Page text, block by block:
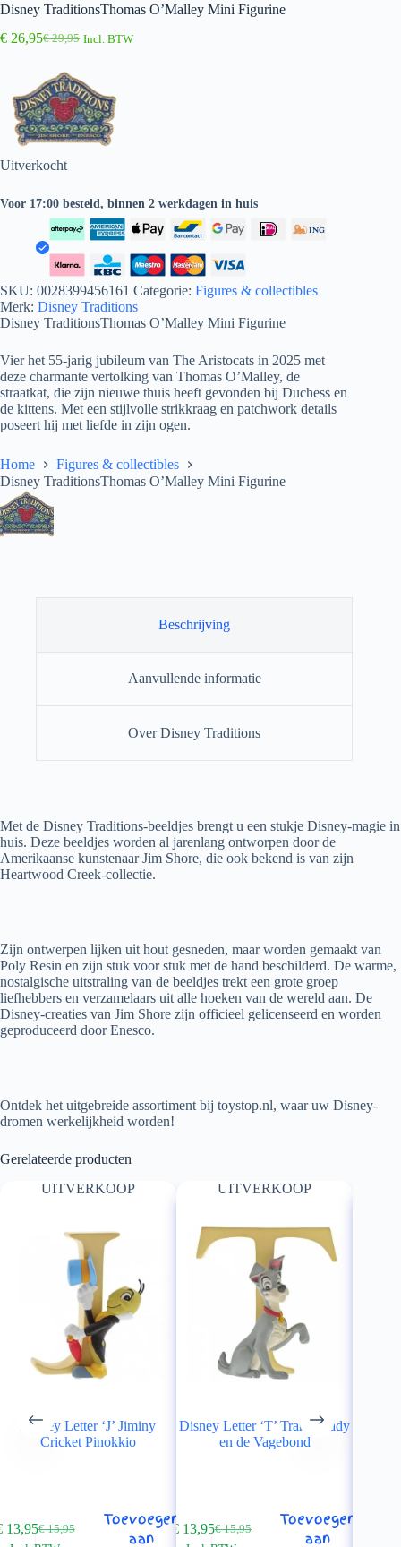
Disney TraditionsThomas O’Malley Mini Figurine
€29,95
Oorspronkelijke
was:
€ 29,95.
€ 26,95Huidige
is:
€ 26,95.
Incl. BTW
Uitverkocht
Voor 17:00 besteld, binnen 2 werkdagen in huis
SKU: 0028399456161 Categorie: Figures & collectibles
Merk: Disney Traditions
Disney TraditionsThomas O’Malley Mini Figurine
Vier het 55-jarig jubileum van The Aristocats in 2025 met
deze charmante vertolking van Thomas O’Malley, de
straatkat, die zijn nieuwe thuis heeft gevonden bij Duchess en
de kittens. Met een stijlvolle strikkraag en patchwork details
poseert hij met liefde in zijn ogen.
Home
Figures & collectibles
Disney TraditionsThomas O’Malley Mini Figurine
Beschrijving
Aanvullende informatie
Over Disney Traditions
Met de Disney Traditions-beeldjes brengt u een stukje Disney-magie in
huis. Deze beeldjes worden al jarenlang ontworpen door de
Amerikaanse kunstenaar Jim Shore, die ook bekend is van zijn
Heartwood Creek-collectie.
Zijn ontwerpen lijken uit hout gesneden, maar worden gemaakt van
Poly Resin en zijn stuk voor stuk met de hand beschilderd. De warme,
nostalgische uitstraling van de beeldjes trekt een grote groep
liefhebbers en verzamelaars uit alle hoeken van de wereld aan. De
Disney-creaties van Jim Shore zijn officieel gelicenseerd en worden
geproduceerd door Enesco.
Ontdek het uitgebreide assortiment bij toystop.nl, waar uw Disney-
dromen werkelijkheid worden!
Gerelateerde producten
UITVERKOOP
Disney Letter ‘J’ Jiminy
Cricket Pinokkio
€15,95
Oorspronkelijke
13,95Huidige
Toevoegen
aan
UITVERKOOP
Disney Letter ‘T’ Tramp Lady
en de Vagebond
€15,95
Oorspronkelijke
€13,95Huidige
Toevoegen
aan